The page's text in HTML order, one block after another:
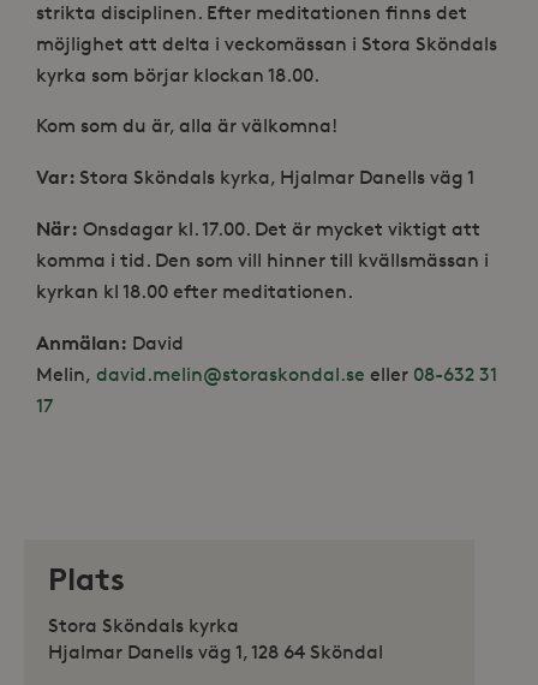
strikta disciplinen. Efter meditationen finns det
möjlighet att delta i veckomässan i Stora Sköndals
kyrka som börjar klockan 18.00.
Kom som du är, alla är välkomna!
Var: Stora Sköndals kyrka, Hjalmar Danells väg 1
När: Onsdagar kl. 17.00. Det är mycket viktigt att
komma i tid. Den som vill hinner till kvällsmässan i
kyrkan kl 18.00 efter meditationen.
Anmälan: David
Melin, david.melin@storaskondal.se eller 08-632 31
17
Plats
Stora Sköndals kyrka
Hjalmar Danells väg 1, 128 64 Sköndal